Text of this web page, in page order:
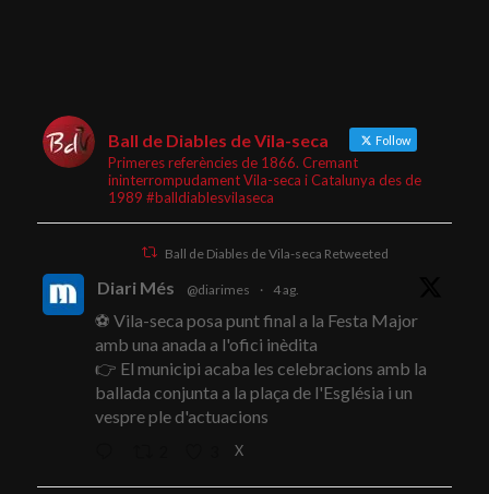
Ball de Diables de Vila-seca Follow
Primeres referències de 1866. Cremant
ininterrompudament Vila-seca i Catalunya des de
1989 #balldiablesvilaseca
Ball de Diables de Vila-seca Retweeted
Diari Més @diarimes · 4 ag.
⚽ Vila-seca posa punt final a la Festa Major
amb una anada a l'ofici inèdita
👉 El municipi acaba les celebracions amb la
ballada conjunta a la plaça de l'Església i un
vespre ple d'actuacions
X